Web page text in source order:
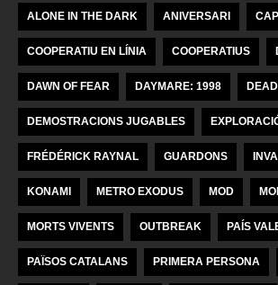
ALONE IN THE DARK ANIVERSARI
COOPERATIU EN LÍNIA COOPERATIUS
DAWN OF FEAR DAYMARE: 1998
DEMOSTRACIONS JUGABLES
FRÉDÉRICK RAYNAL GUARDONS
KONAMI METRO EXODUS MOD
MORTS VIVENTS OUTBREAK PAÍS
PAÏSOS CATALANS PRIMERA PERSONA